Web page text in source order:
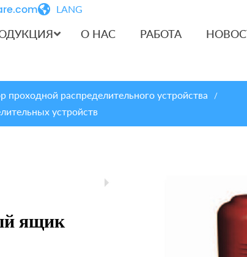
LANG
О НАС РАБОТА
проходной распределительного устройства /
устройств
ящик